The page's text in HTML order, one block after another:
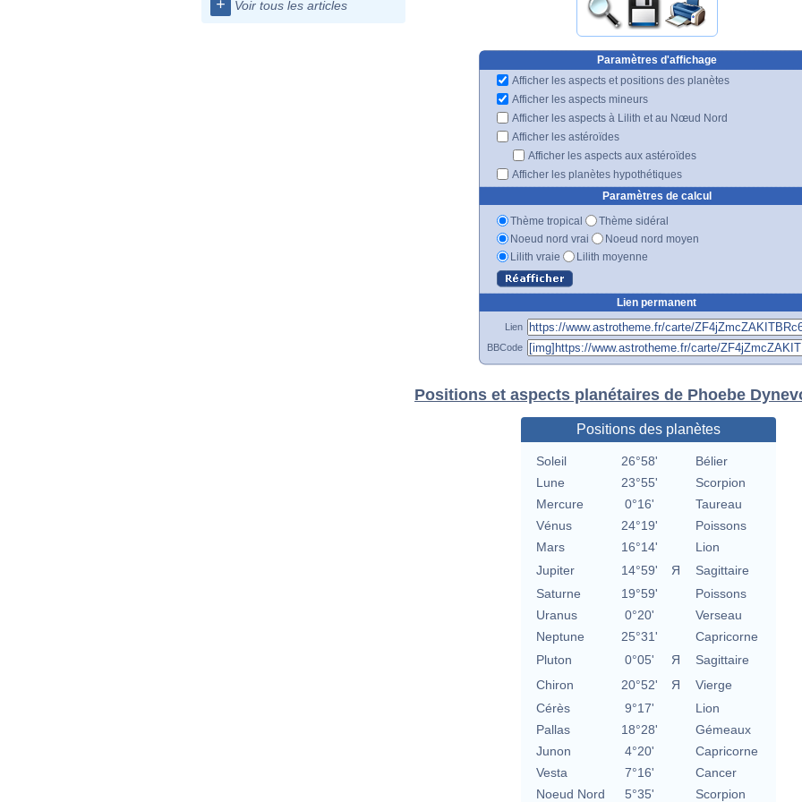
+ Voir tous les articles
Paramètres d'affichage
Afficher les aspects et positions des planètes
Afficher les aspects mineurs
Afficher les aspects à Lilith et au Nœud Nord
Afficher les astéroïdes
Afficher les aspects aux astéroïdes
Afficher les planètes hypothétiques
Paramètres de calcul
Thème tropical
Thème sidéral
Noeud nord vrai
Noeud nord moyen
Lilith vraie
Lilith moyenne
Lien permanent
Lien
BBCode
Positions et aspects planétaires de Phoebe
Positions des planètes
Soleil 26°58'
Bélier
Lune
23°55'
Scorpion
Mercure
0°16'
Taureau
Vénus
24°19'
Poissons
Mars
16°14'
Lion
Jupiter
14°59' Я
Sagittaire
Saturne
19°59'
Poissons
Uranus
0°20'
Verseau
Neptune
25°31'
Capricorne
Pluton
0°05' Я
Sagittaire
Chiron
20°52' Я
Vierge
Cérès
9°17'
Lion
Pallas
18°28'
Gémeaux
Junon
4°20'
Capricorne
Vesta
7°16'
Cancer
Noeud Nord
5°35' Scorpion